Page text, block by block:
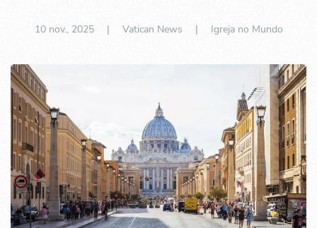
10 nov., 2025| Vatican News | Igreja no Mundo